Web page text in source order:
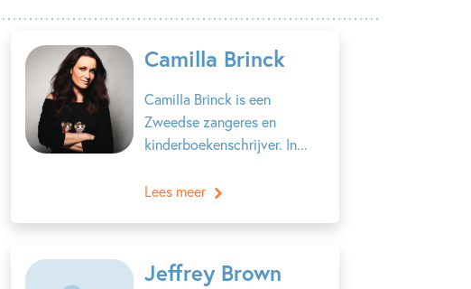
Voornaam (A-Z)
Voornaam (Z-A)
Camilla Brinck
Camilla Brinck is een
Zweedse zangeres en
kinderboekenschrijver. In...
Lees meer
Jeffrey Brown